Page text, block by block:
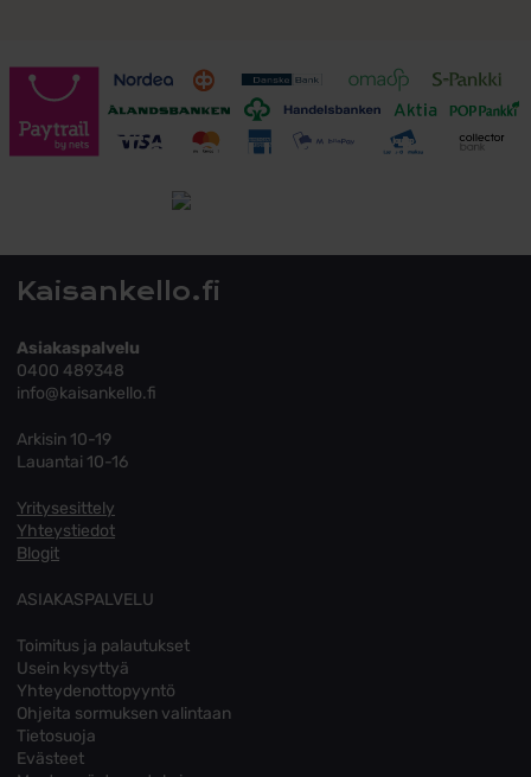
Toimitusehdot
Kaisankello.fi
Asiakaspalvelu
0400 489348
info@kaisankello.fi
Arkisin 10-19
Lauantai 10-16
Yritysesittely
Yhteystiedot
Blogit
ASIAKASPALVELU
Toimitus ja palautukset
Usein kysyttyä
Yhteydenottopyyntö
Ohjeita sormuksen valintaan
Tietosuoja
Evästeet